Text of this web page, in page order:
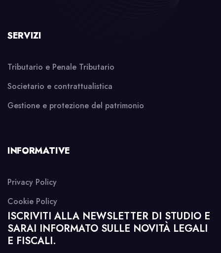
SERVIZI
Tributario e Penale Tributario
Societario e contrattualistica
Gestione e protezione del patrimonio
INFORMATIVE
Privacy Policy
Cookie Policy
ISCRIVITI ALLA NEWSLETTER DI STUDIO E
SARAI INFORMATO SULLE NOVITÀ LEGALI
E FISCALI.